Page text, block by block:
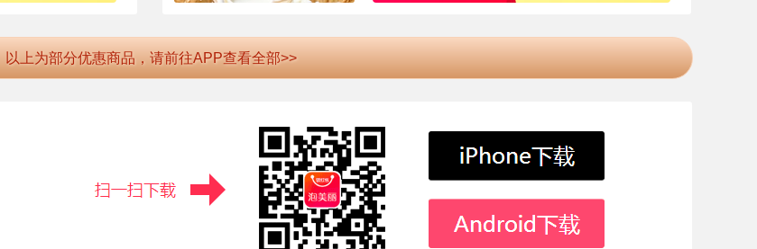
以上为部分优惠商品，请前往APP查看全部>>